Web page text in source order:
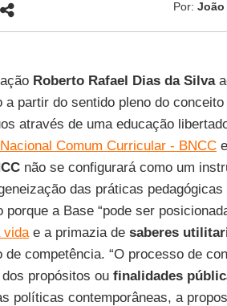
Por: João
Roberto Rafael Dias da Silva
partir do sentido pleno do
através de uma educação
Comum Curricular - BNCC
não se configurará como um
das práticas
porque a Base “pode ser
vidae a primazia de saberes
de competência. “O processo de
propósitos ou finalidades
políticas contemporâneas, a